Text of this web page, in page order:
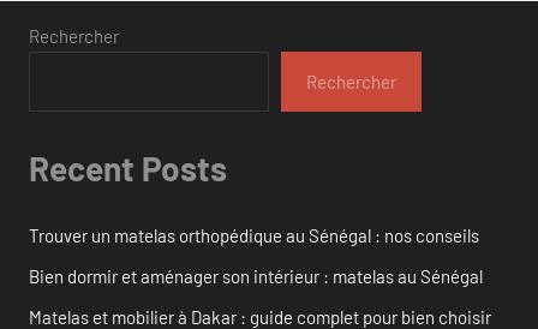
Rechercher
Rechercher
Recent Posts
Trouver un matelas orthopédique au Sénégal : nos conseils
Bien dormir et aménager son intérieur : matelas au Sénégal
Matelas et mobilier à Dakar : guide complet pour bien choisir